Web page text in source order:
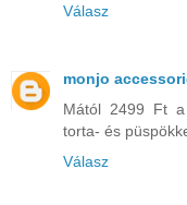
Válasz
monjo
Mától 2499 Ft a
torta- és
Válasz